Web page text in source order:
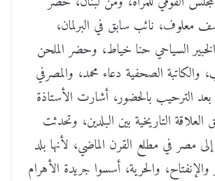
معلوف، نائب سابق في البرلمان،
السياحي حنا خياط، وحضر الملحن
والكاتبة الصحفية دعاء محمد، والمصرفي
الترحيب بالحضور، أشارت الأستاذة
التاريخية بين البلدين، وتحدثت
إلى مصر في مطلع القرن الماضي، لأنها بلد
والحرية، أسسوا جريدة الأهرام